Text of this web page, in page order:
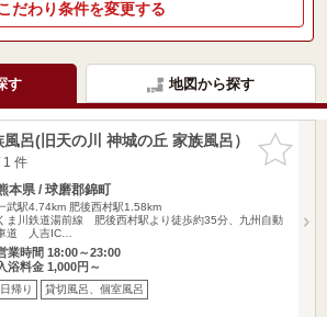
だわり条件を変更する
す 地図から探す
お気に入
りに追加
呂(旧天の川 神城の丘 家族風呂）
件
本県 / 球磨郡錦町
武駅4.74km 肥後西村駅1.58km
ま川鉄道湯前線 肥後西村駅より徒歩約35分、九州自動
道 人吉IC…
業時間 18:00～23:00
浴料金 1,000円～
日帰り 貸切風呂、個室風呂